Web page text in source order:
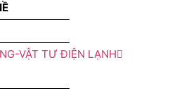
VẬT TƯ ĐIỆN LẠNH